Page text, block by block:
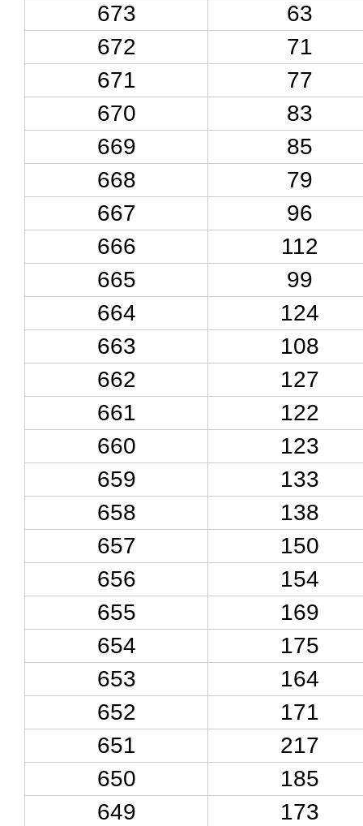
673
63
672
71
671
77
670
83
669
85
668
79
667
96
666
112
665
99
664
124
663
108
662
127
661
122
660
123
659
133
658
138
657
150
656
154
655
169
654
175
653
164
652
171
651
217
650
185
649
173